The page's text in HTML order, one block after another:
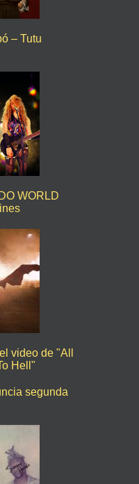
– Tutu
WORLD
video de "All
Hell"
segunda